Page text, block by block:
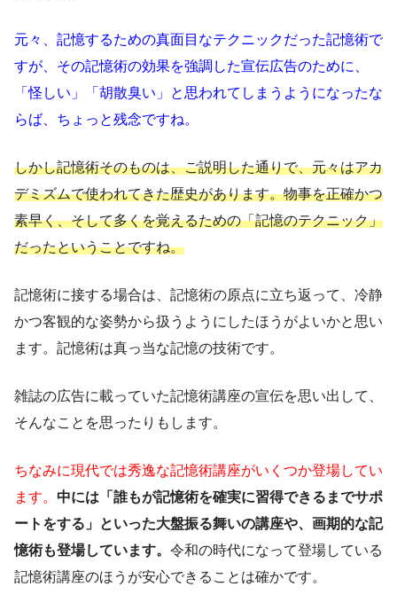
元々、記憶するための真面目なテクニックだった記憶術で
すが、その記憶術の効果を強調した宣伝広告のために、
「怪しい」「胡散臭い」と思われてしまうようになったな
らば、ちょっと残念ですね。
しかし記憶術そのものは、ご説明した通りで、元々はアカ
デミズムで使われてきた歴史があります。物事を正確かつ
素早く、そして多くを覚えるための「記憶のテクニック」
だったということですね。
記憶術に接する場合は、記憶術の原点に立ち返って、冷静
かつ客観的な姿勢から扱うようにしたほうがよいかと思い
ます。記憶術は真っ当な記憶の技術です。
雑誌の広告に載っていた記憶術講座の宣伝を思い出して、
そんなことを思ったりもします。
ちなみに現代では秀逸な記憶術講座がいくつか登場してい
ます。 中には「誰もが記憶術を確実に習得できるまでサポ
ートをする」といった大盤振る舞いの講座や、画期的な記
憶術も登場しています。 令和の時代になって登場している
記憶術講座のほうが安心できることは確かです。